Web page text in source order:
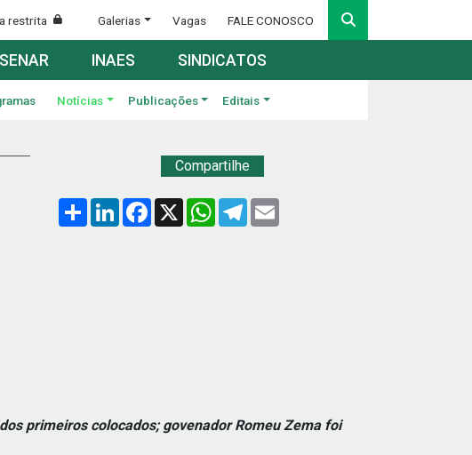
restrita Galerias Vagas FALE CONOSCO
SENAR INAES SINDICATOS
Notícias Publicações Editais
Compartilhe
Compartilhar
LinkedInFacebook
X WhatsApp
Telegram
primeiros colocados; govenador Romeu Zema foi